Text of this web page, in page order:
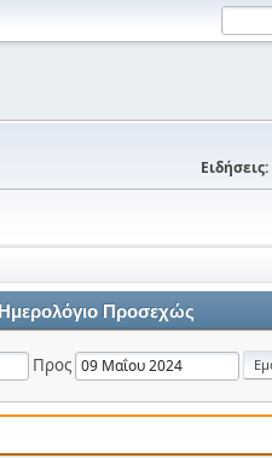
Ειδήσεις:
Ημερολόγιο Προσεχώς
Προς